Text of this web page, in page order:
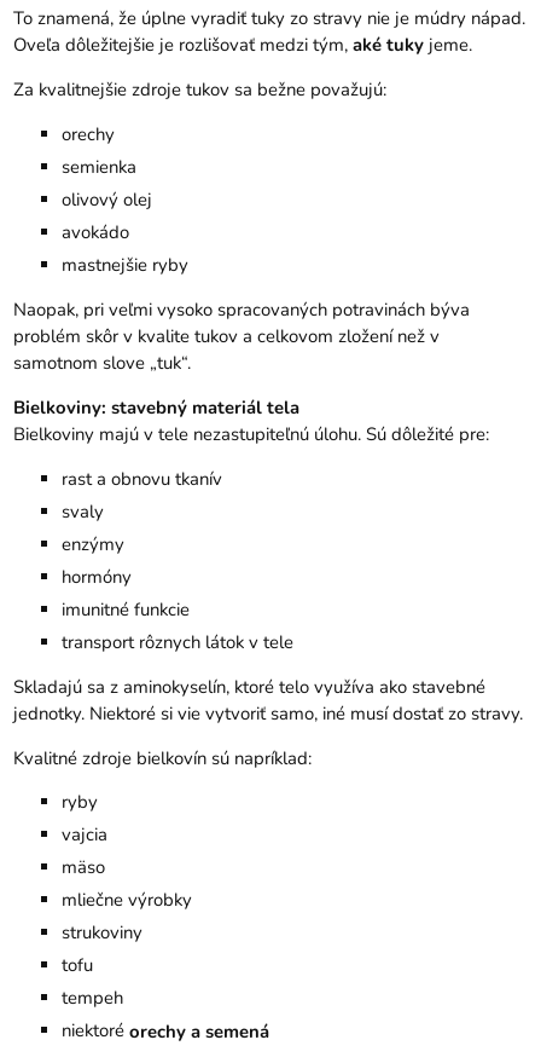
To znamená, že úplne vyradiť tuky zo stravy nie je múdry nápad.
Oveľa dôležitejšie je rozlišovať medzi tým,aké tuky jeme.
Za kvalitnejšie zdroje tukov sa bežne považujú:
orechy
semienka
olivový olej
avokádo
mastnejšie ryby
Naopak, pri veľmi vysoko spracovaných potravinách býva
problém skôr v kvalite tukov a celkovom zložení než v
samotnom slove „tuk“.
Bielkoviny: stavebný materiál tela
Bielkoviny majú v tele nezastupiteľnú úlohu. Sú dôležité pre:
rast a obnovu tkanív
svaly
enzýmy
hormóny
imunitné funkcie
transport rôznych látok v tele
Skladajú sa z aminokyselín, ktoré telo využíva ako stavebné
jednotky. Niektoré si vie vytvoriť samo, iné musí dostať zo stravy.
Kvalitné zdroje bielkovín sú napríklad:
ryby
vajcia
mäso
mliečne výrobky
strukoviny
tofu
tempeh
niektoréorechy a semená